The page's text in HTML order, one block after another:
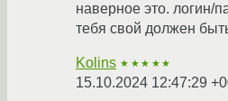
наверное это. логин/
тебя свой должен
Kolins ★★★★★
15.10.2024 12:47:29